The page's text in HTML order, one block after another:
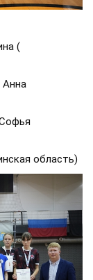
(
Анна
область)